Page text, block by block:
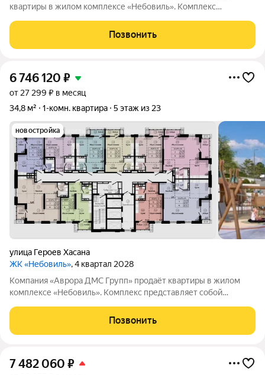
квартиры в жилом комплексе «Небовиль». Комплекс
инфраструктурой и закрытым паркингом на 99мест.
«Небовиль» создан для тех, кто стремится к успеху и хочет
Позвонить
6 746 120 ₽
от 27 299 ₽ в месяц
34,8 м²
1-комн. квартира 5 этаж из 23
новостройка
улица Героев Хасана
ЖК «Небовиль», 4 квартал 2028
Компания «Аврора ДМС Групп» продаёт квартиры в жилом
комплексе «Небовиль». Комплекс представляет собой
паркингом на 99мест. «Небовиль» создан для тех, кто
стремится к успеху и хочет окружить себя
Позвонить
7 482 060 ₽